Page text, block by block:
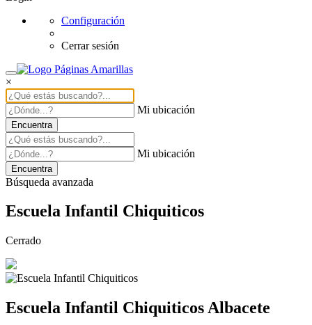
Configuración
Cerrar sesión
×
Mi ubicación
Encuentra
Mi ubicación
Encuentra
Búsqueda avanzada
Escuela Infantil Chiquiticos
Cerrado
Escuela Infantil ChiquiticosAlbacete